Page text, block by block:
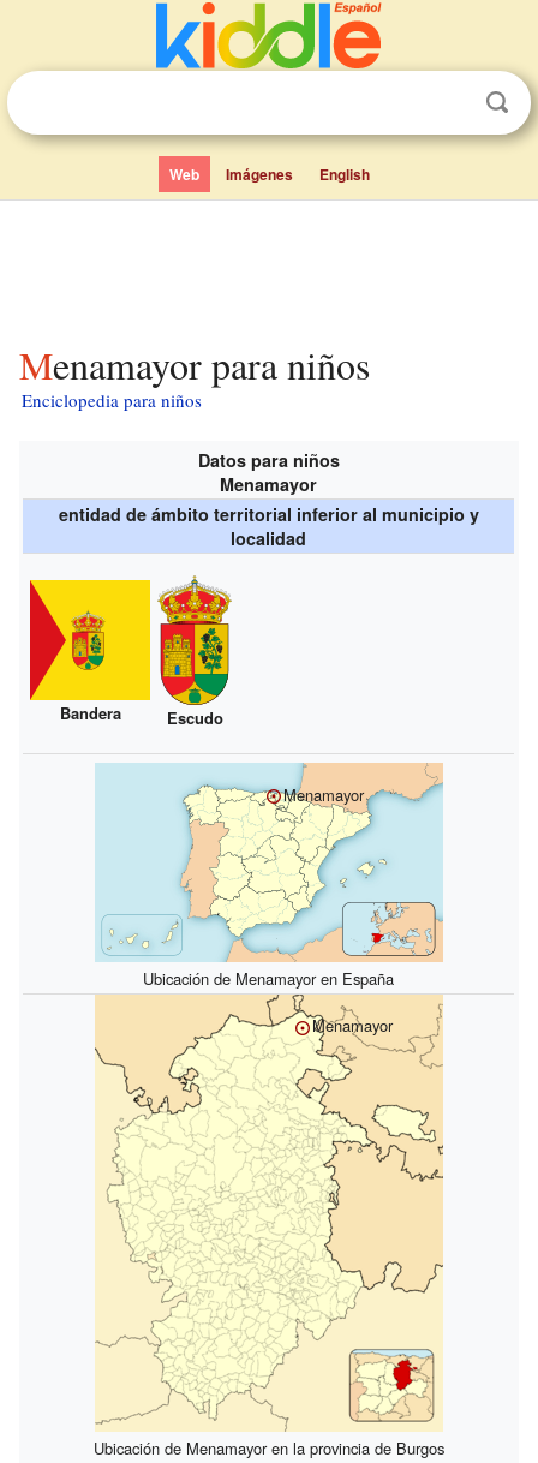
Web Imágenes English
Menamayor para niños
Enciclopedia para niños
Datos para niños
Menamayor
entidad de ámbito territorial inferior al municipio y
localidad
Bandera Escudo
Menamayor
Ubicación de Menamayor en España
Menamayor
Ubicación de Menamayor en la provincia de Burgos